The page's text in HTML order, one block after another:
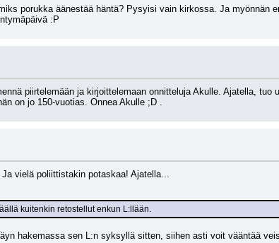
porukka äänestää häntä? Pysyisi vain kirkossa. Ja myönnän
:P
piirtelemään ja kirjoittelemaan onnitteluja Akulle. Ajatella,
on jo 150-vuotias. Onnea Akulle ;D .
vielä poliittistakin potaskaa! Ajatella...
kuitenkin retostellut enkun L:llään.
hakemassa sen L:n syksyllä sitten, siihen asti voit vääntää